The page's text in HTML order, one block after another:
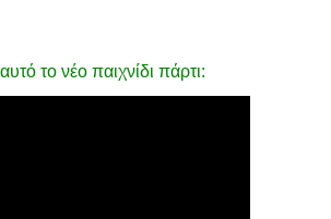
το νέο παιχνίδι πάρτι: